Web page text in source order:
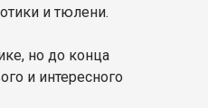
и тюлени.
но до конца
и интересного